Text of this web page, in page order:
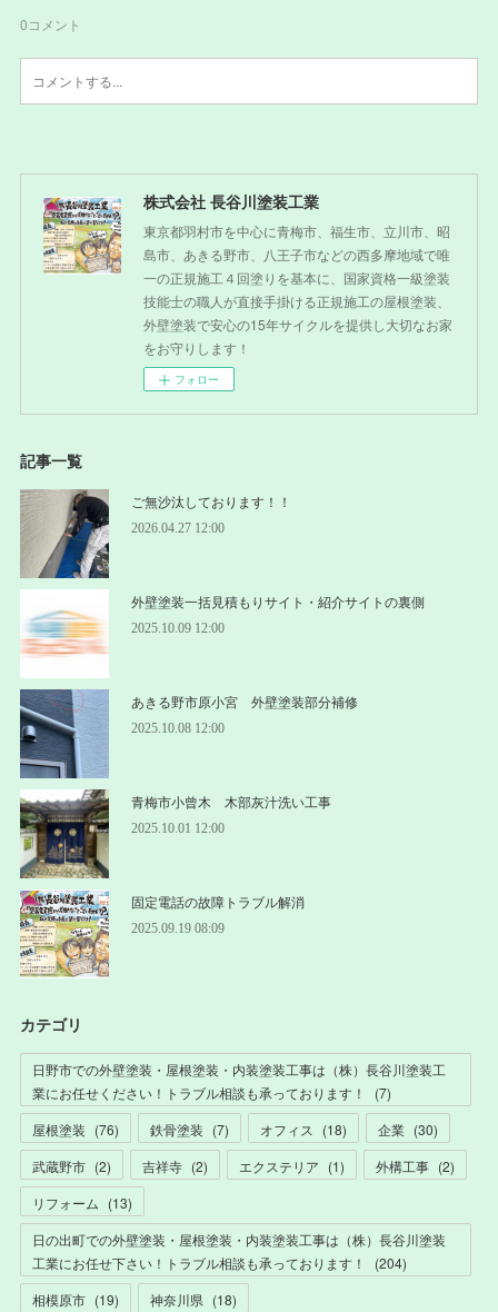
0コメント
株式会社 長谷川塗装工業
東京都羽村市を中心に青梅市、福生市、立川市、昭
島市、あきる野市、八王子市などの西多摩地域で唯
一の正規施工４回塗りを基本に、国家資格一級塗装
技能士の職人が直接手掛ける正規施工の屋根塗装、
外壁塗装で安心の15年サイクルを提供し大切なお家
をお守りします！
フォロー
記事一覧
ご無沙汰しております！！
2026.04.27 12:00
外壁塗装一括見積もりサイト・紹介サイトの裏側
2025.10.09 12:00
あきる野市原小宮 外壁塗装部分補修
2025.10.08 12:00
青梅市小曾木 木部灰汁洗い工事
2025.10.01 12:00
固定電話の故障トラブル解消
2025.09.19 08:09
カテゴリ
日野市での外壁塗装・屋根塗装・内装塗装工事は（株）長谷川塗装工
業にお任せください！トラブル相談も承っております！
(7)
屋根塗装 (76) 鉄骨塗装 (7) オフィス (18) 企業 (30)
武蔵野市 (2) 吉祥寺 (2) エクステリア (1) 外構工事 (2)
リフォーム (13)
日の出町での外壁塗装・屋根塗装・内装塗装工事は（株）長谷川塗装
工業にお任せ下さい！トラブル相談も承っております！
(204)
相模原市 (19) 神奈川県 (18)